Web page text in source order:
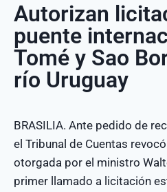
Autorizan
puente
Tomé y Sao
río Uruguay
BRASILIA. Ante pedido de
el Tribunal de Cuentas
otorgada por el ministro
primer llamado a licitación